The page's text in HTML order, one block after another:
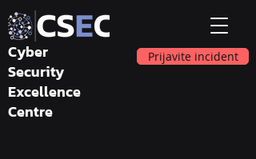
Cyber
Security
Excellence
Centre
Prijavite incident